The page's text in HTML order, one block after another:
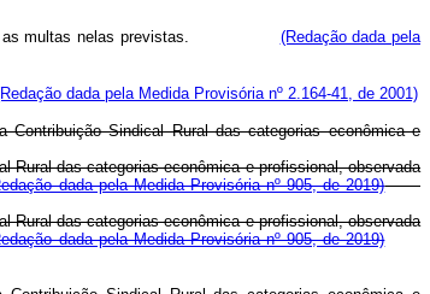
com as multas nelas previstas. (Redação dada pela
dada pela Medida Provisória nº 2.164-41, de 2001)
Sindical Rural das categorias econômica e
Rural das categorias econômica e profissional, observada
dada pela Medida Provisória nº 905, de 2019)
Rural das categorias econômica e profissional, observada
dada pela Medida Provisória nº 905, de 2019)